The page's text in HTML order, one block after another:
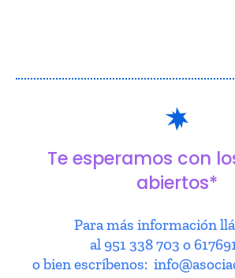
Te esperamos con
abiertos*
Para más información
al 951 338 703 o
o bien escríbenos: